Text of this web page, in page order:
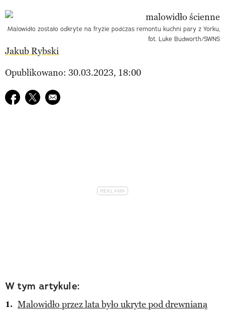
Malowidło zostało odkryte na fryzie podczas remontu kuchni pary z Yorku,
fot. Luke Budworth/SWNS
Jakub Rybski
Opublikowano: 30.03.2023, 18:00
Udostępnij na facebook
Udostępnij na twitter
E-mail do przyjaciela
W tym artykule:
Malowidło przez lata było ukryte pod drewnianą